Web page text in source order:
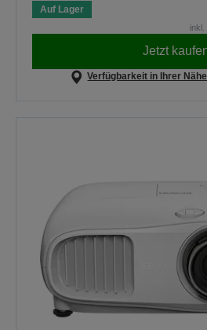
Auf Lager
inkl.
Jetzt
Verfügbarkeit in Ihrer Nähe